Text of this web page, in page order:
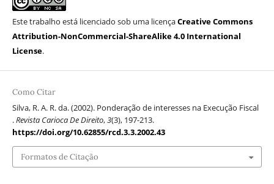
Este trabalho está licenciado sob uma licençaCreative Commons
Attribution-NonCommercial-ShareAlike 4.0 International
License.
Como Citar
Silva, R. A. R. da. (2002). Ponderação de interesses na Execução Fiscal
.Revista Carioca De Direito,3(3), 197-213.
https://doi.org/10.62855/rcd.3.3.2002.43
Formatos de Citação